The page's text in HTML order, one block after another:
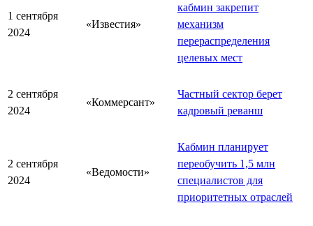
1 сентября
2024
«Известия»
кабмин закрепит
механизм
перераспределения
целевых мест
2 сентября
2024
«Коммерсант»
Частный сектор берет
кадровый реванш
2 сентября
2024
«Ведомости»
Кабмин планирует
переобучить 1,5 млн
специалистов для
приоритетных отраслей